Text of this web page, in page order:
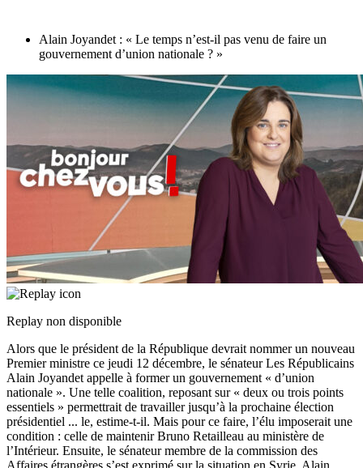
Alain Joyandet : « Le temps n’est-il pas venu de faire un
gouvernement d’union nationale ? »
Replay non disponible
Alors que le président de la République devrait nommer un nouveau
Premier ministre ce jeudi 12 décembre, le sénateur Les Républicains
Alain Joyandet appelle à former un gouvernement « d’union
nationale ». Une telle coalition, reposant sur « deux ou trois points
essentiels » permettrait de travailler jusqu’à la prochaine élection
présidentiel ... le, estime-t-il. Mais pour ce faire, l’élu imposerait une
condition : celle de maintenir Bruno Retailleau au ministère de
l’Intérieur. Ensuite, le sénateur membre de la commission des